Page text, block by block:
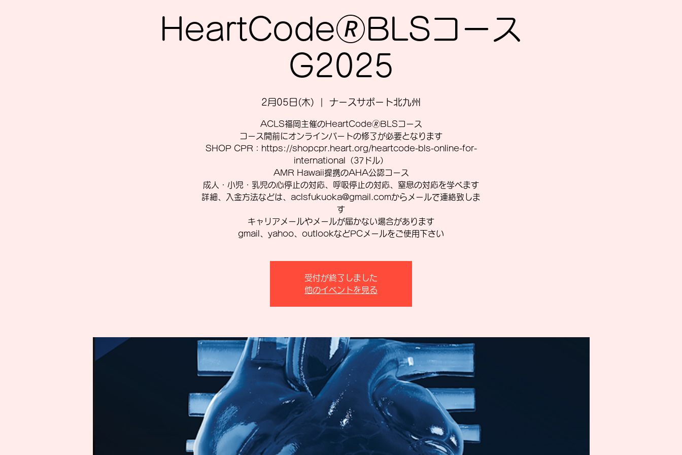
HeartCode🄬BLSコース
G2025
2月05日(木) ナースサポート北九州
ACLS福岡主催のHeartCode🄬BLSコース
コース開前にオンラインパートの修了が必要となります
SHOP CPR：https://shopcpr.heart.org/heartcode-bls-online-for-
international（37ドル）
AMR Hawaii提携のAHA公認コース
成人・小児・乳児の心停止の対応、呼吸停止の対応、窒息の対応を学べます
詳細、入金方法などは、aclsfukuoka@gmail.comからメールで連絡致しま
す
キャリアメールやメールが届かない場合があります
gmail、yahoo、outlookなどPCメールをご使用下さい
受付が終了しました
他のイベントを見る